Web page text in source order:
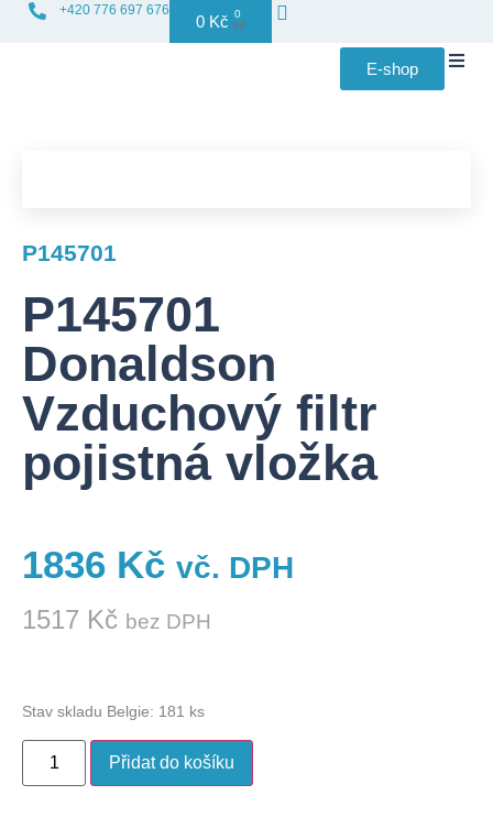
+420 776 697 676
0 Kč 0
E-shop
P145701
P145701
Donaldson
Vzduchový filtr
pojistná vložka
1836 Kč vč. DPH
1517 Kč bez DPH
Stav skladu Belgie: 181 ks
Přidat do košíku